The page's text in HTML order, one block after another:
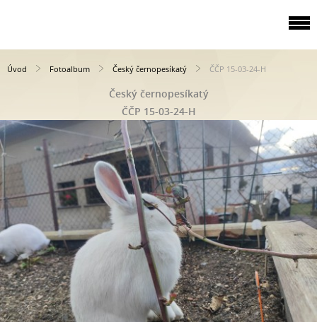
Úvod Fotoalbum Český černopesíkatý ČČP 15-03-24-H
Český černopesíkatý
ČČP 15-03-24-H